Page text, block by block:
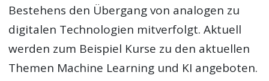
Bestehens den Übergang von analogen zu
digitalen Technologien mitverfolgt. Aktuell
werden zum Beispiel Kurse zu den aktuellen
Themen Machine Learning und KI angeboten.